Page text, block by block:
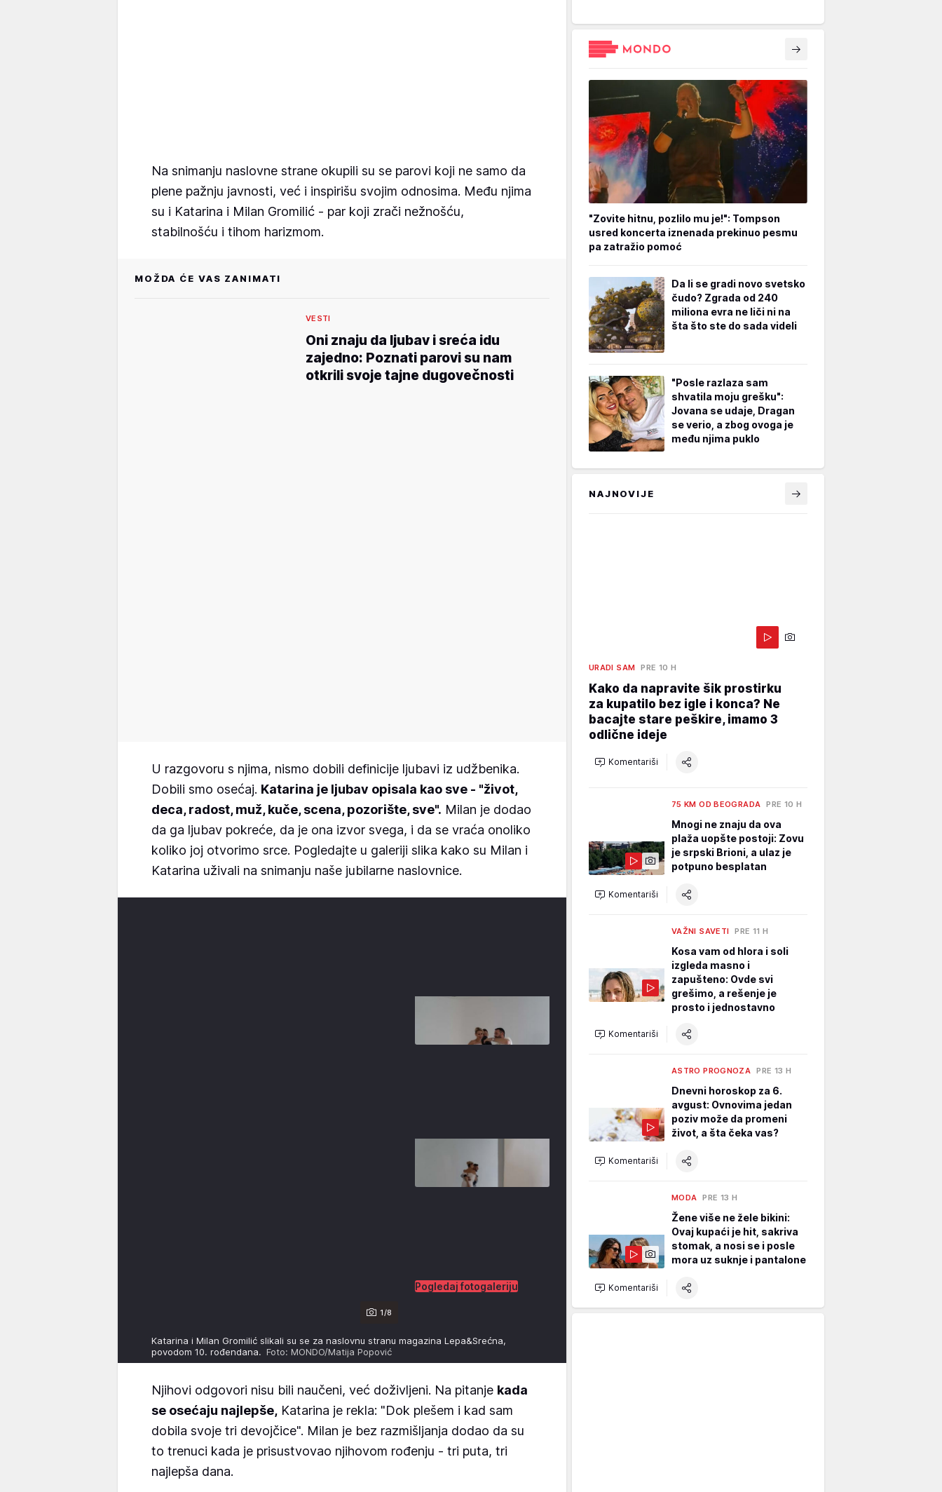
Na snimanju naslovne strane okupili su se parovi koji ne samo da
plene pažnju javnosti, već i inspirišu svojim odnosima. Među njima
su i Katarina i Milan Gromilić - par koji zrači nežnošću,
stabilnošću i tihom harizmom.
MOŽDA ĆE VAS ZANIMATI
VESTI
Oni znaju da ljubav i sreća idu
zajedno: Poznati parovi su nam
otkrili svoje tajne dugovečnosti
U razgovoru s njima, nismo dobili definicije ljubavi iz udžbenika.
Dobili smo osećaj. Katarina je ljubav opisala kao sve - "život,
deca, radost, muž, kuče, scena, pozorište, sve". Milan je dodao
da ga ljubav pokreće, da je ona izvor svega, i da se vraća onoliko
koliko joj otvorimo srce. Pogledajte u galeriji slika kako su Milan i
Katarina uživali na snimanju naše jubilarne naslovnice.
1/8
Pogledaj fotogaleriju
Katarina i Milan Gromilić slikali su se za naslovnu stranu magazina Lepa&Srećna,
povodom 10. rođendana. Foto: MONDO/Matija Popović
Njihovi odgovori nisu bili naučeni, već doživljeni. Na pitanje kada
se osećaju najlepše, Katarina je rekla: "Dok plešem i kad sam
dobila svoje tri devojčice". Milan je bez razmišljanja dodao da su
to trenuci kada je prisustvovao njihovom rođenju - tri puta, tri
najlepša dana.
"Zovite hitnu, pozlilo mu je!": Tompson
usred koncerta iznenada prekinuo pesmu
pa zatražio pomoć
Da li se gradi novo svetsko
čudo? Zgrada od 240
miliona evra ne liči ni na
šta što ste do sada videli
"Posle razlaza sam
shvatila moju grešku":
Jovana se udaje, Dragan
se verio, a zbog ovoga je
među njima puklo
NAJNOVIJE
URADI SAM PRE 10 H
Kako da napravite šik prostirku
za kupatilo bez igle i konca? Ne
bacajte stare peškire, imamo 3
odlične ideje
Komentariši
75 KM OD BEOGRADA PRE 10 H
Mnogi ne znaju da ova
plaža uopšte postoji: Zovu
je srpski Brioni, a ulaz je
potpuno besplatan
Komentariši
VAŽNI SAVETI PRE 11 H
Kosa vam od hlora i soli
izgleda masno i
zapušteno: Ovde svi
grešimo, a rešenje je
prosto i jednostavno
Komentariši
ASTRO PROGNOZA PRE 13 H
Dnevni horoskop za 6.
avgust: Ovnovima jedan
poziv može da promeni
život, a šta čeka vas?
Komentariši
MODA PRE 13 H
Žene više ne žele bikini:
Ovaj kupaći je hit, sakriva
stomak, a nosi se i posle
mora uz suknje i pantalone
Komentariši